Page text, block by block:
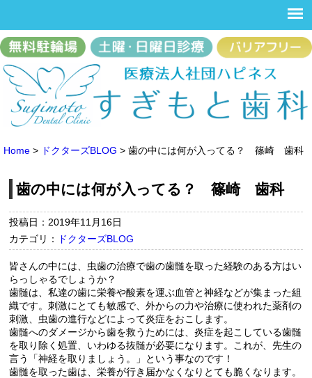
Home > ドクターズBLOG > 歯の中には何が入ってる？ 篠崎 歯科
歯の中には何が入ってる？ 篠崎 歯科
投稿日：2019年11月16日
カテゴリ：
ドクターズBLOG
皆さんの中には、虫歯の治療で歯の歯髄を取った経験のある方はい
らっしゃるでしょうか？
歯髄は、私達の歯に栄養や酸素を運ぶ血管と神経などが集まった組
織です。刺激にとても敏感で、外からの力や治療に使われた薬剤の
刺激、虫歯の進行などによって炎症をおこします。
歯髄へのダメージから歯を救うためには、炎症を起こしている歯髄
を取り除く処置、いわゆる抜髄が必要になります。これが、先生の
言う「神経を取りましょう。」という事なのです！
歯髄を取った歯は、栄養が行き届かなくなりとても脆くなります。